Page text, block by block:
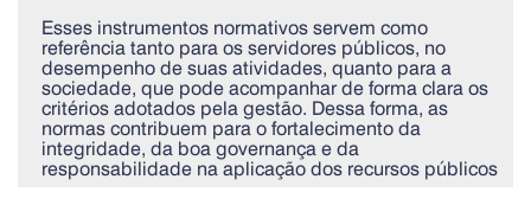
Esses instrumentos normativos servem como
referência tanto para os servidores públicos, no
desempenho de suas atividades, quanto para a
sociedade, que pode acompanhar de forma clara os
critérios adotados pela gestão. Dessa forma, as
normas contribuem para o fortalecimento da
integridade, da boa governança e da
responsabilidade na aplicação dos recursos públicos